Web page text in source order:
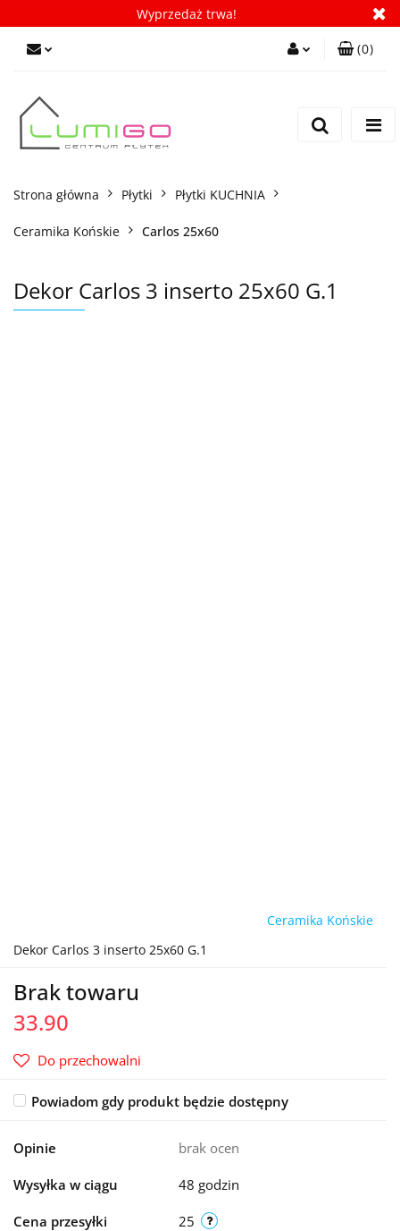
Wyprzedaż trwa!
(0)
Strona główna Płytki Płytki KUCHNIA
Ceramika Końskie Carlos 25x60
Dekor Carlos 3 inserto 25x60 G.1
Ceramika Końskie
Dekor Carlos 3 inserto 25x60 G.1
Brak towaru
33.90
Do przechowalni
Powiadom gdy produkt będzie dostępny
Opinie brak ocen
Wysyłka w ciągu 48 godzin
Cena przesyłki 25